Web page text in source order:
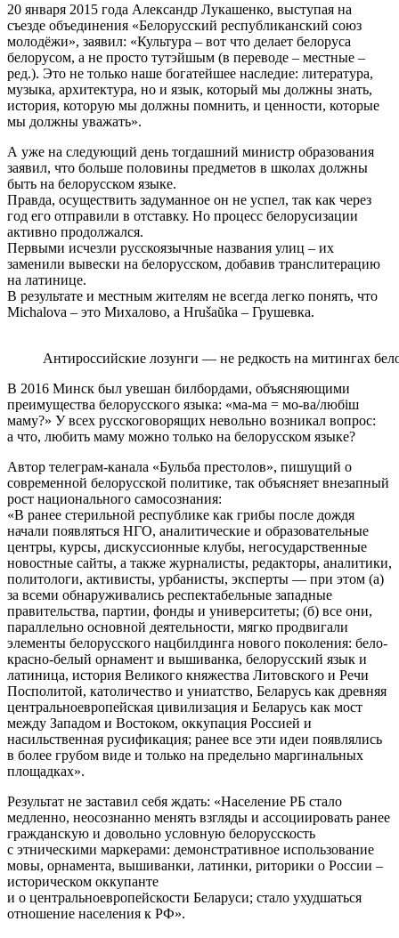
20 января 2015 года Александр Лукашенко, выступая на
съезде объединения «Белорусский республиканский союз
молодёжи», заявил: «Культура – вот что делает белоруса
белорусом, а не просто тутэйшым (в переводе – местные –
ред.). Это не только наше богатейшее наследие: литература,
музыка, архитектура, но и язык, который мы должны знать,
история, которую мы должны помнить, и ценности, которые
мы должны уважать».
А уже на следующий день тогдашний министр образования
заявил, что больше половины предметов в школах должны
быть на белорусском языке.
Правда, осуществить задуманное он не успел, так как через
год его отправили в отставку. Но процесс белорусизации
активно продолжался.
Первыми исчезли русскоязычные названия улиц – их
заменили вывески на белорусском, добавив транслитерацию
на латинице.
В результате и местным жителям не всегда легко понять, что
Michalova – это Михалово, а Hrušaŭka – Грушевка.
Антироссийские лозунги — не редкость на митингах
В 2016 Минск был увешан билбордами, объясняющими
преимущества белорусского языка: «ма-ма = мо-ва/любiш
маму?» У всех русскоговорящих невольно возникал вопрос:
а что, любить маму можно только на белорусском языке?
Автор телеграм-канала «Бульба престолов», пишущий о
современной белорусской политике, так объясняет внезапный
рост национального самосознания:
«В ранее стерильной республике как грибы после дождя
начали появляться НГО, аналитические и образовательные
центры, курсы, дискуссионные клубы, негосударственные
новостные сайты, а также журналисты, редакторы, аналитики,
политологи, активисты, урбанисты, эксперты — при этом (а)
за всеми обнаруживались респектабельные западные
правительства, партии, фонды и университеты; (б) все они,
параллельно основной деятельности, мягко продвигали
элементы белорусского нацбилдинга нового поколения: бело-
красно-белый орнамент и вышиванка, белорусский язык и
латиница, история Великого княжества Литовского и Речи
Посполитой, католичество и униатство, Беларусь как древняя
центральноевропейская цивилизация и Беларусь как мост
между Западом и Востоком, оккупация Россией и
насильственная русификация; ранее все эти идеи появлялись
в более грубом виде и только на предельно маргинальных
площадках».
Результат не заставил себя ждать: «Население РБ стало
медленно, неосознанно менять взгляды и ассоциировать ранее
гражданскую и довольно условную белорусскость
с этническими маркерами: демонстративное использование
мовы, орнамента, вышиванки, латинки, риторики о России –
историческом оккупанте
и о центральноевропейскости Беларуси; стало ухудшаться
отношение населения к РФ».